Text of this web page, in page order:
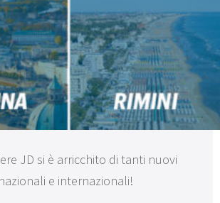
JD si è arricchito di tanti nuovi
e internazionali!